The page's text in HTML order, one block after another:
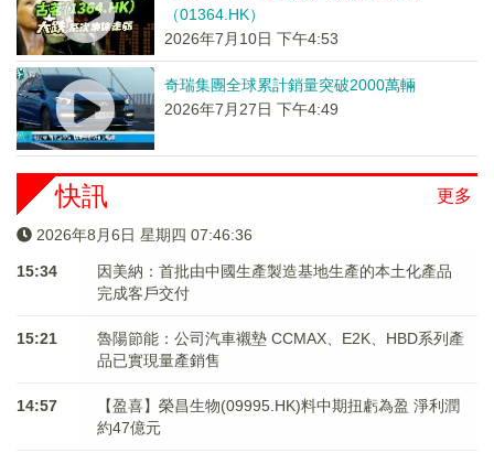
（01364.HK）
2026年7月10日 下午4:53
奇瑞集團全球累計銷量突破2000萬輛
2026年7月27日 下午4:49
更多
快訊
2026年8月6日 星期四 07:46:36
15:34
因美納：首批由中國生產製造基地生產的本土化產品
完成客戶交付
15:21
魯陽節能：公司汽車襯墊 CCMAX、E2K、HBD系列產
品已實現量產銷售
14:57
【盈喜】榮昌生物(09995.HK)料中期扭虧為盈 淨利潤
約47億元